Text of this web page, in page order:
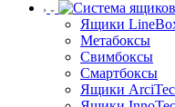
Ящики
Метабоксы
Свимбоксы
Смартбоксы
Ящики